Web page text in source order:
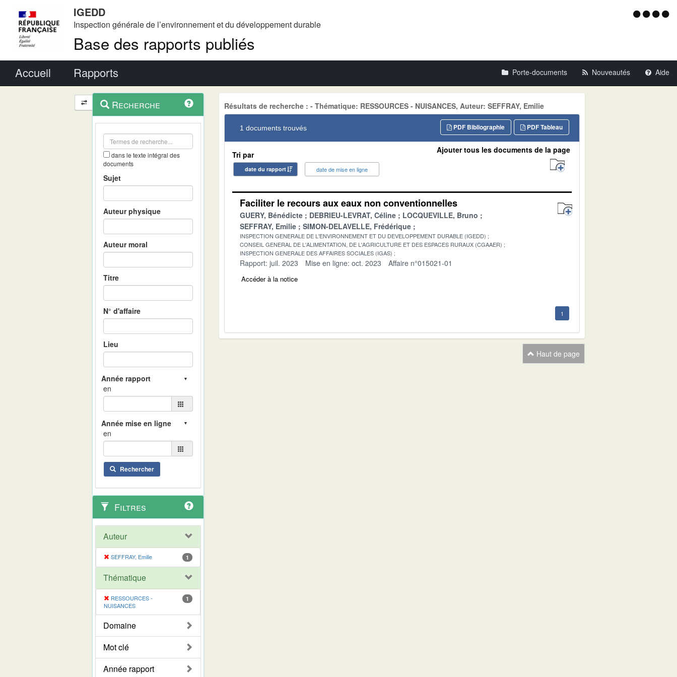
IGEDD
Inspection générale de l’environnement et du développement durable
Base des rapports publiés
Menu
Accueil Rapports Porte-documents Nouveautés Aide
Navigation
et
outils
contextuel
Recherche
dans le texte intégral des
documents
Sujet
Auteur physique
Auteur moral
Titre
N° d'affaire
Lieu
en
en
Rechercher
Filtres
Auteur
SEFFRAY, Emilie 1
Thématique
RESSOURCES -
NUISANCES
1
Domaine
Mot clé
Année rapport
Résultats de recherche : - Thématique: RESSOURCES - NUISANCES, Auteur: SEFFRAY, Emilie
1 documents trouvés PDF Tableau
PDF Bibliographie
Tri par
date du rapport date de mise en ligne
Ajouter tous les documents de la page
Faciliter le recours aux eaux non conventionnelles
GUERY, Bénédicte DEBRIEU-LEVRAT, Céline
LOCQUEVILLE, Bruno
SEFFRAY, Emilie
SIMON-DELAVELLE, Frédérique
INSPECTION GENERALE DE L'ENVIRONNEMENT ET DU DEVELOPPEMENT DURABLE (IGEDD)
CONSEIL GENERAL DE L'ALIMENTATION, DE L'AGRICULTURE ET DES ESPACES RURAUX (CGAAER)
INSPECTION GENERALE DES AFFAIRES SOCIALES (IGAS)
Rapport: juil. 2023 Mise en ligne: oct. 2023 Affaire n°015021-01
Accéder à la notice
1
Haut de page